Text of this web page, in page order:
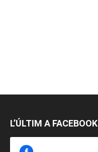
L’ÚLTIM A FACEBOOK